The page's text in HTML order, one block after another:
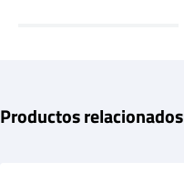
Productos relacionados